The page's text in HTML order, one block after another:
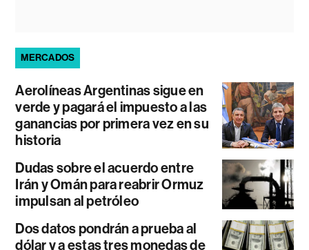
MERCADOS
Aerolíneas Argentinas sigue en
verde y pagará el impuesto a las
ganancias por primera vez en su
historia
Dudas sobre el acuerdo entre
Irán y Omán para reabrir Ormuz
impulsan al petróleo
Dos datos pondrán a prueba al
dólar y a estas tres monedas de